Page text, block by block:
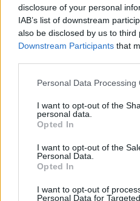
disclosure of your personal
IAB’s list of downstream
also be disclosed by us to third
Downstream Participants that
Personal Data Processing
I want to opt-out of the
personal data.
Opted In
I want to opt-out of the
Personal Data.
Opted In
I want to opt-out of
Personal Data for